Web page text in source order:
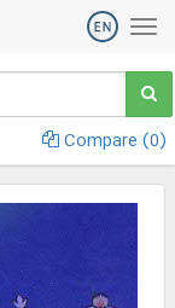
Compare (0)